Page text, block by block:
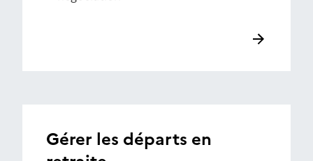
Gérer les départs en